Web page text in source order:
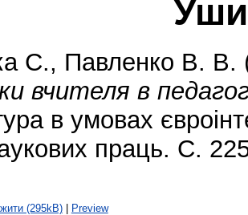
С., Павленко В. В.
вчителя в
в умовах
праць. С.
(295kB)| Preview